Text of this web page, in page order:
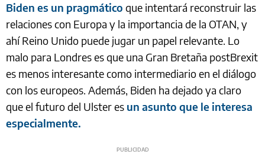
Biden es un pragmático que intentará reconstruir las
relaciones con Europa y la importancia de la OTAN, y
ahí Reino Unido puede jugar un papel relevante. Lo
malo para Londres es que una Gran Bretaña postBrexit
es menos interesante como intermediario en el diálogo
con los europeos. Además, Biden ha dejado ya claro
que el futuro del Ulster es un asunto que le interesa
especialmente.